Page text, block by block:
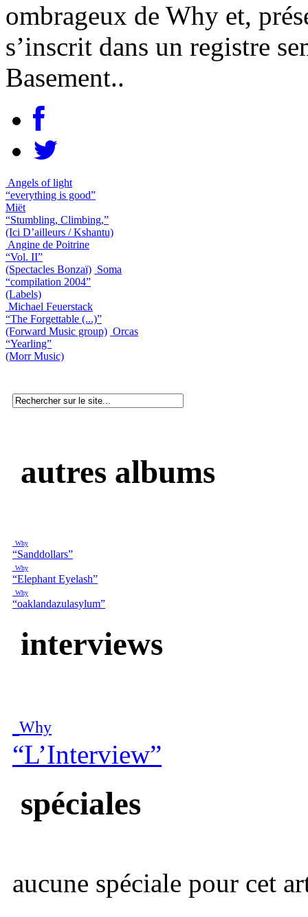
ombrageux de Why et,
s’inscrit dans un registre
Basement..
Angels of light
“everything is good”
Miët
“Stumbling, Climbing,”
(Ici D’ailleurs / Kshantu)
Angine de Poitrine
“Vol. II”
(Spectacles Bonzaï) Soma
“compilation 2004”
(Labels)
Michael Feuerstack
“The Forgettable (...)”
(Forward Music group) Orcas
“Yearling”
(Morr Music)
autres albums
Why
“Sanddollars”
Why
“Elephant Eyelash”
Why
“oaklandazulasylum”
interviews
Why
“L’Interview”
spéciales
aucune spéciale pour cet